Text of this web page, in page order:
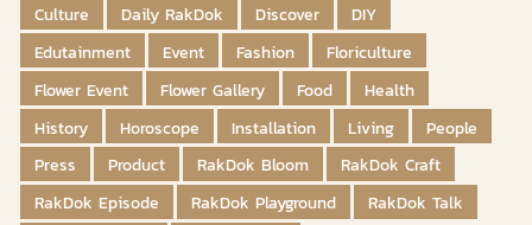
Culture
Daily RakDok Discover
DIY
Edutainment
Event Fashion
Floriculture
Flower Event
Flower Gallery Food
Health
History
Horoscope Installation Living
People
Press
Product RakDok Bloom
RakDok Craft
RakDok Episode
RakDok Playground
RakDok Talk